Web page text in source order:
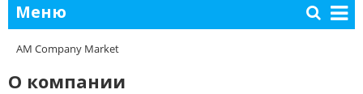
Меню
AM Company Market
О компании